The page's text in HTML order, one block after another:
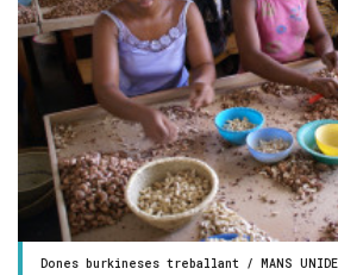
Dones burkineses treballant / MANS UNIDES